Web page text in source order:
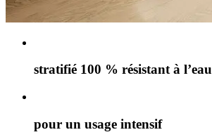
stratifié 100 % résistant à l’eau
pour un usage intensif